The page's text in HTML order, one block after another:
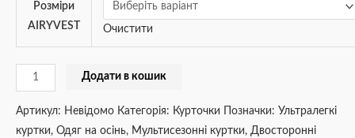
Розміри
AIRYVEST
Очистити
Додати в кошик
Артикул: Невідомо Категорія: Курточки Позначки: Ультралегкі
куртки, Одяг на осінь, Мультисезонні куртки, Двосторонні